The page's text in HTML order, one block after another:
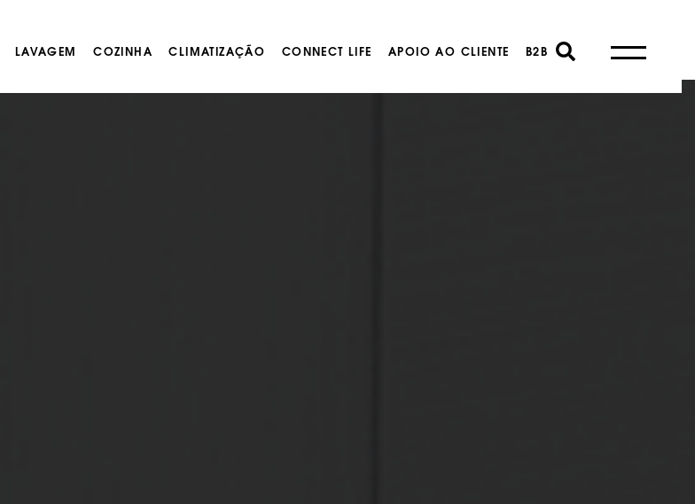
LAVAGEM COZINHA CLIMATIZAÇÃO CONNECT LIFE APOIO AO CLIENTE B2B